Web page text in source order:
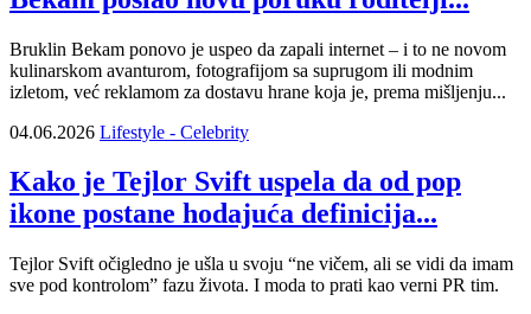
Bruklin Bekam ponovo je uspeo da zapali internet – i to ne novom
kulinarskom avanturom, fotografijom sa suprugom ili modnim
izletom, već reklamom za dostavu hrane koja je, prema mišljenju...
04.06.2026 Lifestyle - Celebrity
Kako je Tejlor Svift uspela da od pop
ikone postane hodajuća definicija...
Tejlor Svift očigledno je ušla u svoju “ne vičem, ali se vidi da imam
sve pod kontrolom” fazu života. I moda to prati kao verni PR tim.